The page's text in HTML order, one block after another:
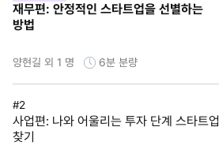
재무편: 안정적인 스타트업을 선별하는
방법
양현길 외 1 명 6분 분량
#2
사업편: 나와 어울리는 투자 단계 스타트업
찾기